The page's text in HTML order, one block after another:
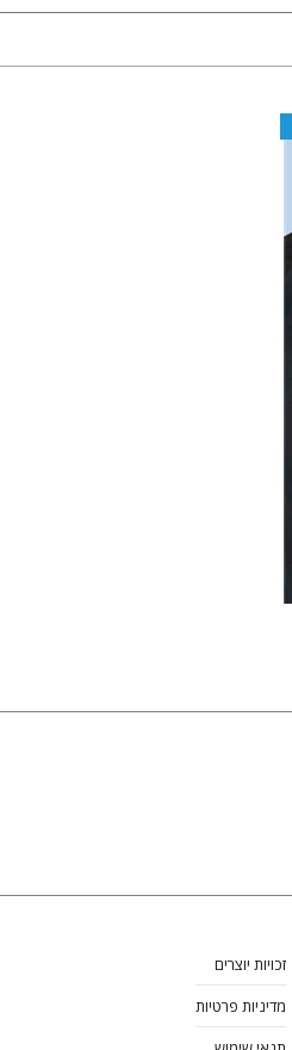
זכויות יוצרים
מדיניות פרטיות